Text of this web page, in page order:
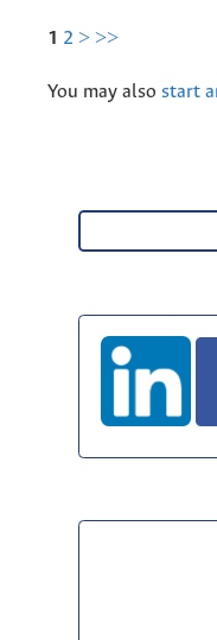
1 2 > >>
You may also start